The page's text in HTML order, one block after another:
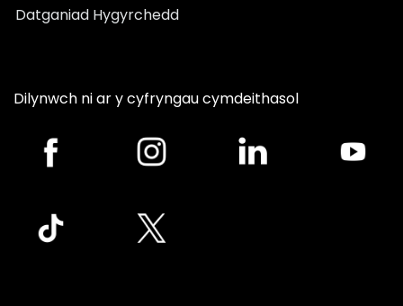
Datganiad Hygyrchedd
Dilynwch ni ar y cyfryngau cymdeithasol